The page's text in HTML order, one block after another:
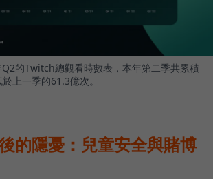
的Twitch總觀看時數表，本年第二季共累積
上一季的61.3億次。
的隱憂：兒童安全與賭博